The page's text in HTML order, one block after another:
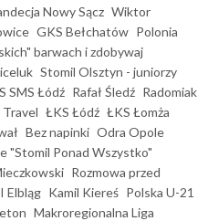
Nowy Sącz Wiktor
GKS Bełchatów Polonia
barwach i zdobywaj
Stomil Olsztyn - juniorzy
SMS Łódź Rafał Śledź Radomiak
ŁKS Łódź ŁKS Łomża
Bez napinki Odra Opole
"Stomil Ponad Wszystko"
Rozmowa przed
Elbląg Kamil Kiereś Polska U-21
Makroregionalna Liga